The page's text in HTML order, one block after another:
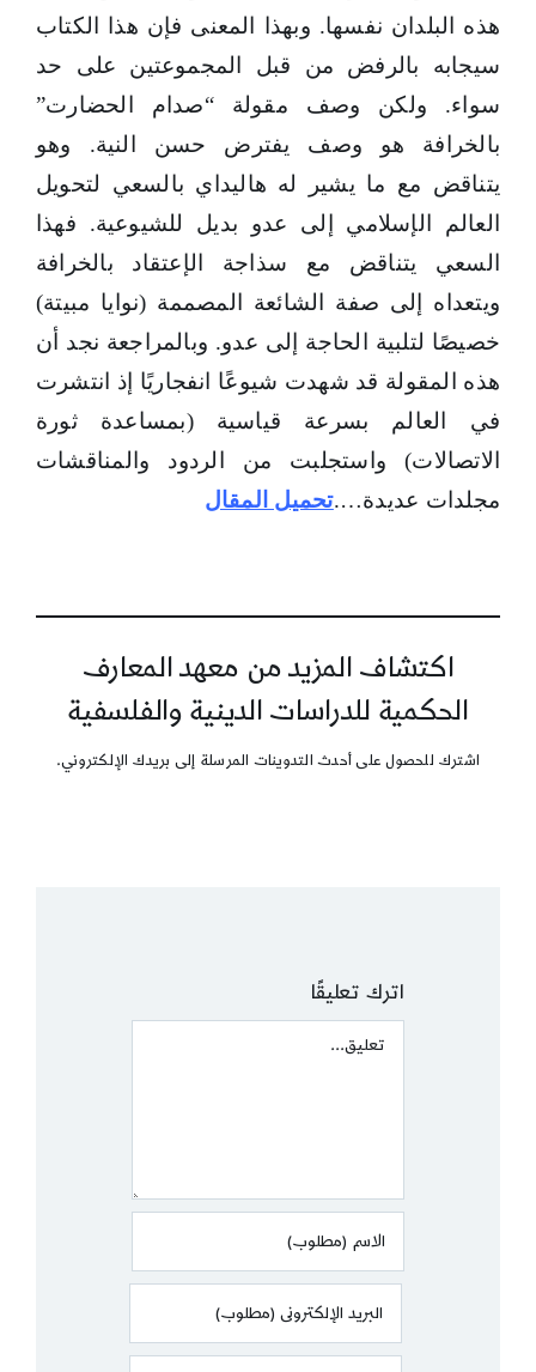
هذه البلدان نفسها. وبهذا المعنى فإن هذا الكتاب
سيجابه بالرفض من قبل المجموعتين على حد
سواء. ولكن وصف مقولة “صدام الحضارت”
بالخرافة هو وصف يفترض حسن النية. وهو
يتناقض مع ما يشير له هاليداي بالسعي لتحويل
العالم الإسلامي إلى عدو بديل للشيوعية. فهذا
السعي يتناقض مع سذاجة الإعتقاد بالخرافة
ويتعداه إلى صفة الشائعة المصممة (نوايا مبيتة)
خصيصًا لتلبية الحاجة إلى عدو. وبالمراجعة نجد أن
هذه المقولة قد شهدت شيوعًا انفجاريًا إذ انتشرت
في العالم بسرعة قياسية (بمساعدة ثورة
الاتصالات) واستجلبت من الردود والمناقشات
مجلدات عديدة….تحميل المقال
اكتشاف المزيد من معهد المعارف
الحكمية للدراسات الدينية والفلسفية
اشترك للحصول على أحدث التدوينات المرسلة إلى بريدك الإلكتروني.
اترك تعليقًا
Comment